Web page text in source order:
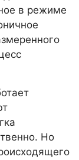
в режиме
Но